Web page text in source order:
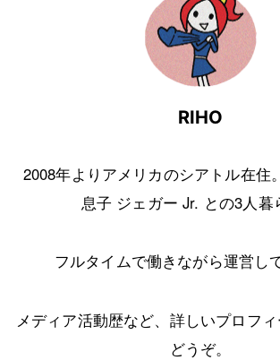
RIHO
2008年よりアメリカのシアトル在住
息子 ジェガー Jr. との3人暮
フルタイムで働きながら運営し
メディア活動歴など、詳しいプロフ
どうぞ。